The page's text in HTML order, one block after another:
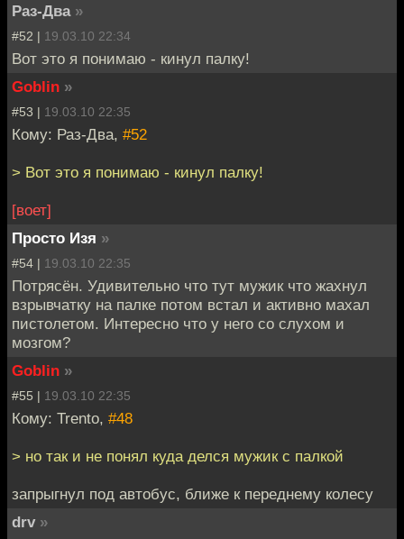
Раз-Два »
#52 | 19.03.10 22:34
Вот это я понимаю - кинул палку!
Goblin »
#53 | 19.03.10 22:35
Кому: Раз-Два, #52
> Вот это я понимаю - кинул палку!
[воет]
Просто Изя »
#54 | 19.03.10 22:35
Потрясён. Удивительно что тут мужик что жахнул
взрывчатку на палке потом встал и активно махал
пистолетом. Интересно что у него со слухом и
мозгом?
Goblin »
#55 | 19.03.10 22:35
Кому: Trento, #48
> но так и не понял куда делся мужик с палкой
запрыгнул под автобус, ближе к переднему колесу
drv »